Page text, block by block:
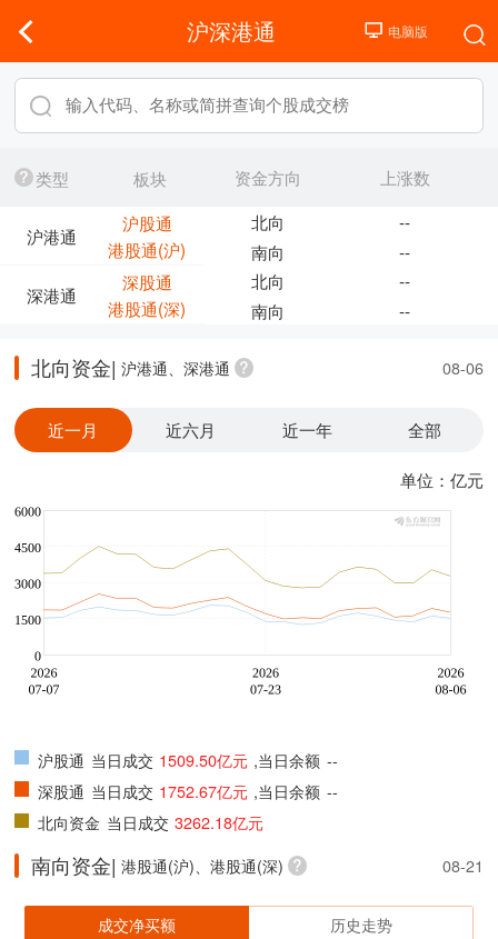
沪深港通
类型 板块
沪港通
沪股通
港股通(沪)
深港通
深股通
港股通(深)
资金方向
上涨数
北向
--
南向
--
北向
--
南向
--
北向资金| 沪港通、深港通 08-06
近一月 近六月 近一年 全部
单位：亿元
沪股通 当日成交 1509.50亿元 ,当日余额 --
深股通 当日成交 1752.67亿元 ,当日余额 --
北向资金 当日成交 3262.18亿元
南向资金| 港股通(沪)、港股通(深) 08-21
成交净买额 历史走势